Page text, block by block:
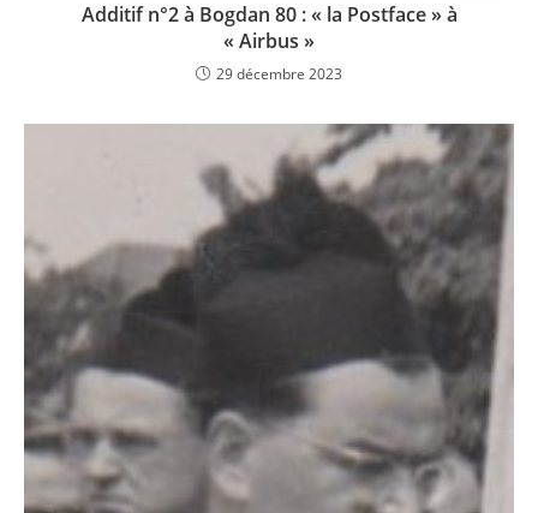
Additif n°2 à Bogdan 80 : « la Postface » à
« Airbus »
29 décembre 2023